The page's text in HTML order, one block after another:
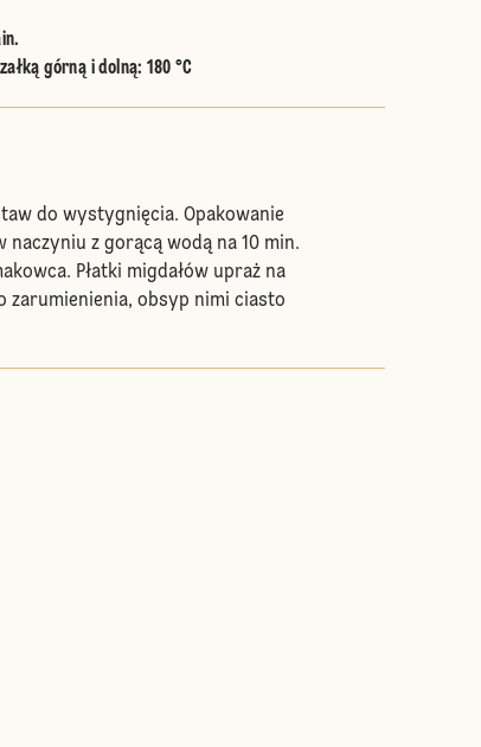
górną i dolną: 180 °C
do wystygnięcia. Opakowanie
z gorącą wodą na 10 min.
Płatki migdałów upraż na
zarumienienia, obsyp nimi ciasto